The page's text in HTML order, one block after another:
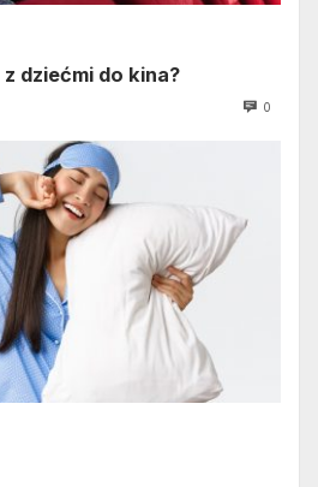
dziećmi do kina?
0